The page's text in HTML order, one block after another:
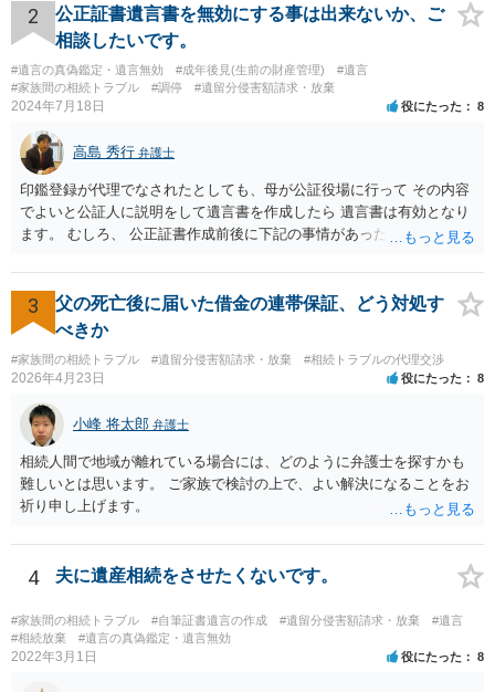
ってみましょう。 その上で、一般論として回答するなら、和解案と判
決は（ケースによって程度の差はあっても）食い違うことが多いで
す。 金額は適当ですが、例えば判決で１００万円支払え、という結論
になりそうな場合、 そのまま１００万円を和解案として提示しても、
判決と変わらないなら払う側としてはあまり和解に応じようという気
のまま判決で１００万円支払いとなるより、７０万円でまとめた方が
マシ」ということで、 合意の可能性が出てきます。 応じるかどうか
は、判決になったらどうなりそうか、という点についての検討が不可
欠ですので、 初めに述べた通り、代理人と相談するか、資料を持って
面談相談に行ってみることをお勧めします。
2
公正証書遺言書を無効にする事は出来ないか、ご
相談したいです。
#遺言の真偽鑑定・遺言無効 #成年後見(生前の財産管理)
#遺言
#家族間の相続トラブル
#調停 #遺留分侵害額請求・放棄
2024年7月18日 役にたった 8
高島 秀行 弁護士
印鑑登録が代理でなされたとしても、母が公証役場に行って その内容
でよいと公証人に説明をして遺言書を作成したら 遺言書は有効となり
ます。 むしろ、 公正証書作成前後に下記の事情があったことが証明で
月に携帯が新しくなった母からの第一声は「ここにいたら殺される」
「面会に来てくれ」で、長男に聞くと「面会は出来ない。俺は携帯電
話の使い方を教える為に会っている」「母の話は聞かなくて良い」と
電話が切れました。その後の電話でも「食事に毒が入っている」「体
にチップが埋められている」等、おかしかったです。 当時の診療記
録、介護認定の資料、介護記録を取得して 弁護士に面談で相談された
方がよいと思います。
3
父の死亡後に届いた借金の連帯保証、どう対処す
べきか
#家族間の相続トラブル #遺留分侵害額請求・放棄 #相続トラブルの代理交渉
2026年4月23日 役にたった 8
小峰 将太郎 弁護士
相続人間で地域が離れている場合には、どのように弁護士を探すかも
難しいとは思います。 ご家族で検討の上で、よい解決になることをお
祈り申し上げます。
4 夫に遺産相続をさせたくないです。
#家族間の相続トラブル #自筆証書遺言の作成 #遺留分侵害額請求・放棄
#遺言
#相続放棄
#遺言の真偽鑑定・遺言無効
2022年3月1日 役にたった 8